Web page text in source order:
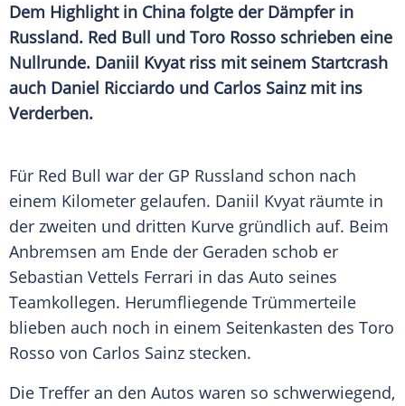
Dem Highlight in China folgte der Dämpfer in
Russland. Red Bull und Toro Rosso schrieben eine
Nullrunde. Daniil Kvyat riss mit seinem Startcrash
auch Daniel Ricciardo und Carlos Sainz mit ins
Verderben.
Für Red Bull war der GP Russland schon nach
einem Kilometer gelaufen. Daniil Kvyat räumte in
der zweiten und dritten Kurve gründlich auf. Beim
Anbremsen am Ende der Geraden schob er
Sebastian Vettels Ferrari in das Auto seines
Teamkollegen. Herumfliegende Trümmerteile
blieben auch noch in einem Seitenkasten des Toro
Rosso von Carlos Sainz stecken.
Die Treffer an den Autos waren so schwerwiegend,